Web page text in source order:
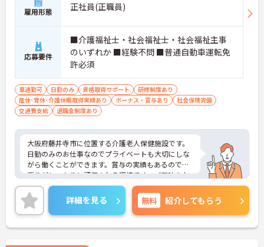
雇用形態 正社員(正職員)
応募要件
■介護福祉士・社会福祉士・社会福祉主事
のいずれか ■経験不問 ■普通自動車運転免
許必須
車通勤可 日勤のみ 資格取得サポート
研修制度あり
産休･育休･介護休暇取得実績あり
ボーナス・賞与あり
社会保険完備
交通費支給
退職金制度あり
大阪府藤井寺市に位置する介護老人保健施設です。
日勤のみのお仕事なのでプライベートも大切にしな
がら働くことができます。賞与の実績もあるので頑
張りがしっかりと評価される環境です。ご興味をお
持ちの方はお気軽にお問い合わせください。
詳細を見る 無料 紹介してもらう